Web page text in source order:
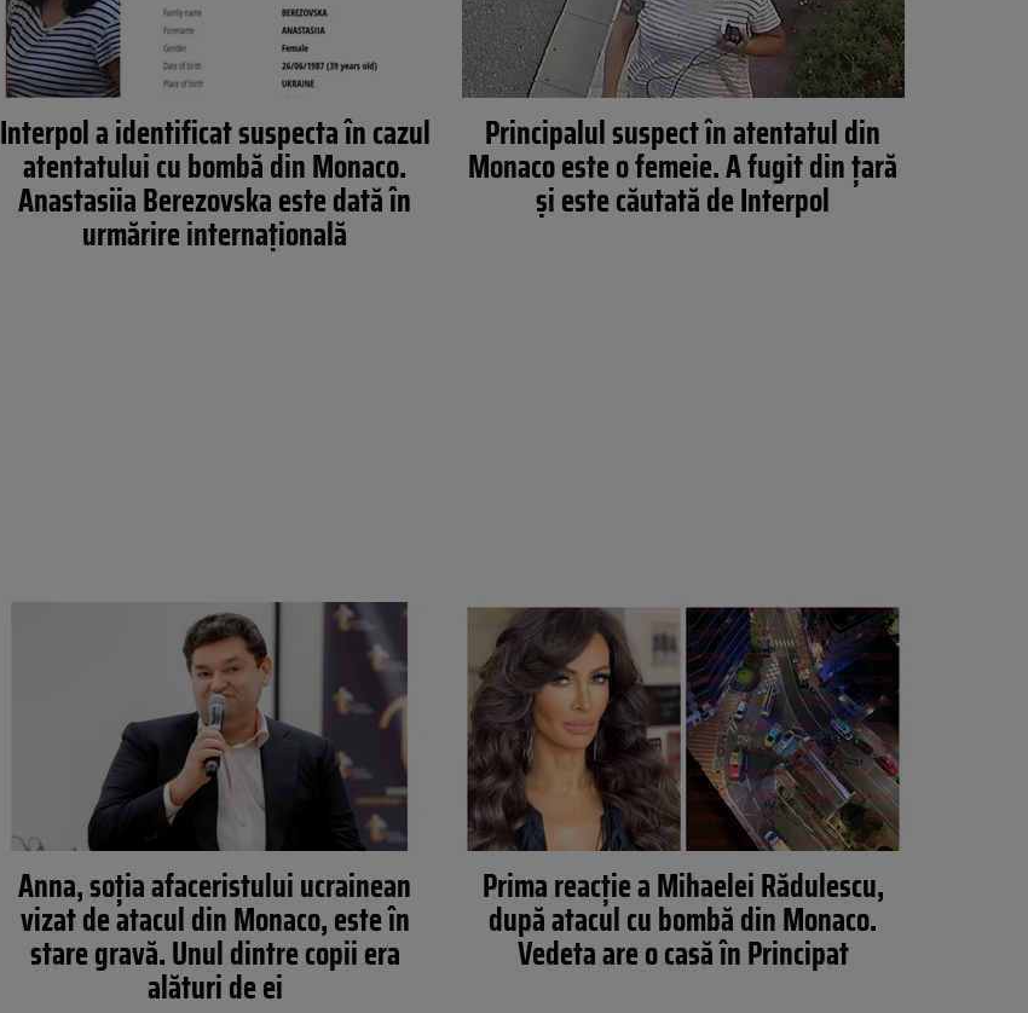
Interpol a identificat suspecta în cazul
atentatului cu bombă din Monaco.
Anastasiia Berezovska este dată în
urmărire internațională
Principalul suspect în atentatul din
Monaco este o femeie. A fugit din țară
și este căutată de Interpol
Anna, soția afaceristului ucrainean
vizat de atacul din Monaco, este în
stare gravă. Unul dintre copii era
alături de ei
Prima reacție a Mihaelei Rădulescu,
după atacul cu bombă din Monaco.
Vedeta are o casă în Principat